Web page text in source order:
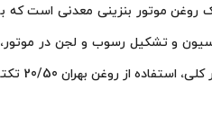
و تشکیل رسوب و لجن در
باعث بهبود عملکرد خودرو و کاهش هزینه‌های نگهداری و تعمیرات آن شود.